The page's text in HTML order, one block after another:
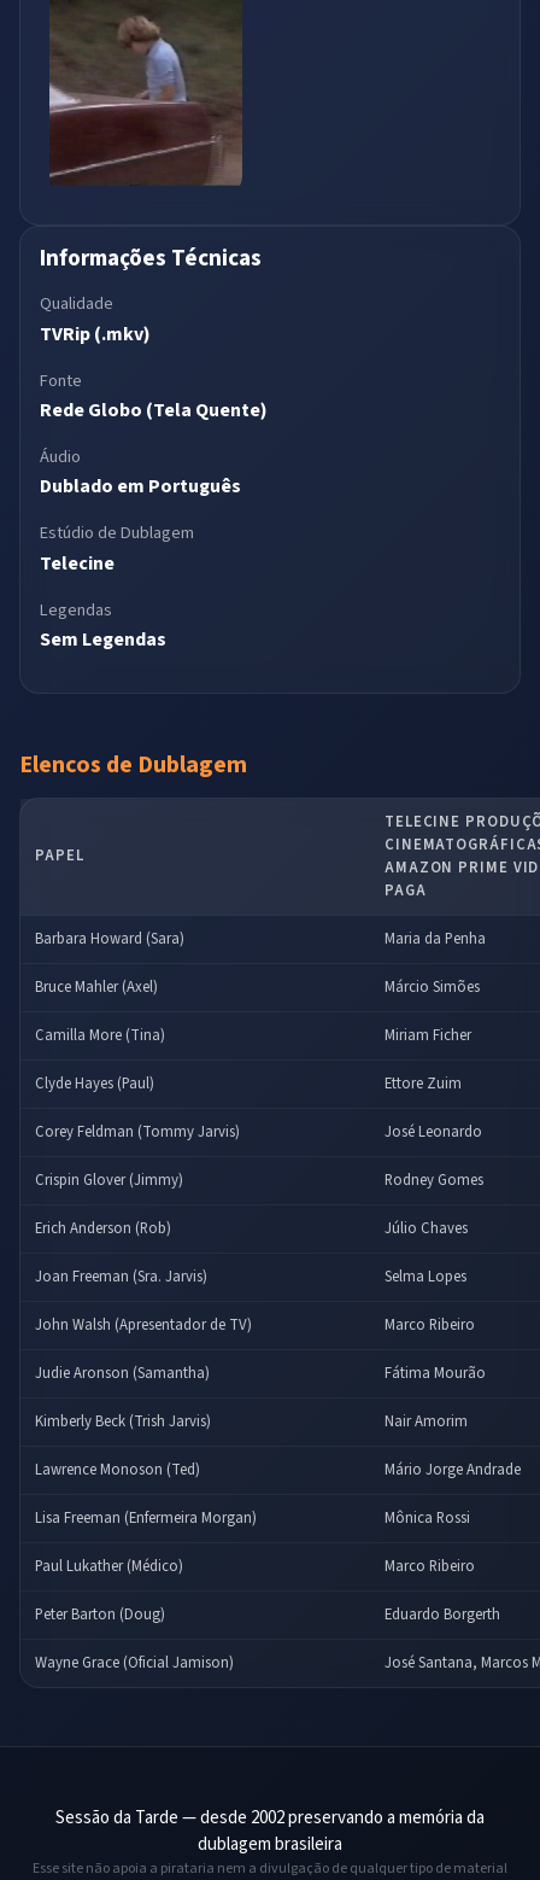
Informações Técnicas
Qualidade
TVRip (.mkv)
Fonte
Rede Globo (Tela Quente)
Áudio
Dublado em Português
Estúdio de Dublagem
Telecine
Legendas
Sem Legendas
Elencos de Dublagem
PAPEL
TELECINE
AMAZON PRIME
PAGA
Barbara Howard (Sara) Maria da Penha
Bruce Mahler (Axel) Márcio Simões
Camilla More (Tina) Miriam Ficher
Clyde Hayes (Paul) Ettore Zuim
Corey Feldman (Tommy Jarvis) José Leonardo
Crispin Glover (Jimmy) Rodney Gomes
Erich Anderson (Rob) Júlio Chaves
Joan Freeman (Sra. Jarvis) Selma Lopes
John Walsh (Apresentador de TV) Marco Ribeiro
Judie Aronson (Samantha) Fátima Mourão
Kimberly Beck (Trish Jarvis) Nair Amorim
Lawrence Monoson (Ted) Mário Jorge Andrade
Lisa Freeman (Enfermeira Morgan) Mônica Rossi
Paul Lukather (Médico) Marco Ribeiro
Peter Barton (Doug) Eduardo Borgerth
Wayne Grace (Oficial Jamison) José Santana, Marcos
Sessão da Tarde — desde 2002 preservando a memória da
dublagem brasileira
Esse site não apoia a pirataria nem a divulgação de qualquer tipo de material